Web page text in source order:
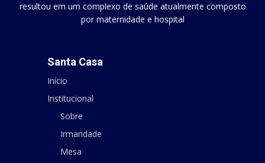
resultou em um complexo de saúde atualmente composto
por maternidade e hospital
Santa Casa
Início
Institucional
Sobre
Irmandade
Mesa